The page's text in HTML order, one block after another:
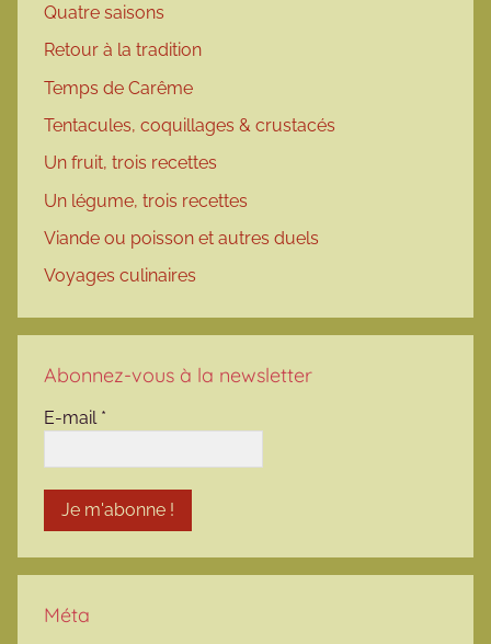
Quatre saisons
Retour à la tradition
Temps de Carême
Tentacules, coquillages & crustacés
Un fruit, trois recettes
Un légume, trois recettes
Viande ou poisson et autres duels
Voyages culinaires
Abonnez-vous à la newsletter
E-mail *
Méta